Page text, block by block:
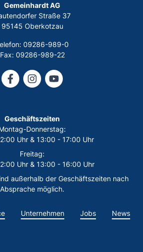
Gemeinhardt AG
Straße 37
95145 Oberkotzau
09286-989-0
Fax: 09286-989-22
Geschäftszeiten
Donnerstag:
Uhr & 13:00 - 17:00 Uhr
Freitag:
Uhr & 13:00 - 16:00 Uhr
außerhalb der Geschäftszeiten nach
Absprache möglich.
Unternehmen Jobs News